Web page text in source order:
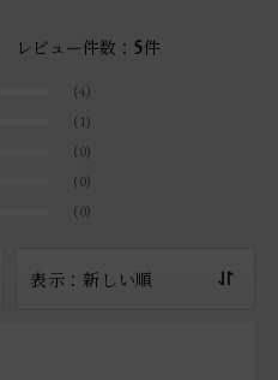
レビュー件数： 5件
(4)
(1)
(0)
(0)
(0)
表示：新しい順